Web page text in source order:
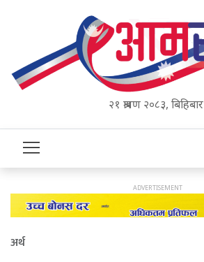
२१ श्रावण २०८३, बिहिबार
अर्थ